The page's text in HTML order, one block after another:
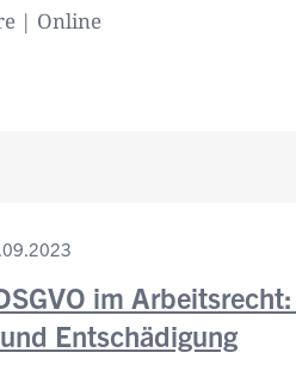
| Online
im
Entschädigung